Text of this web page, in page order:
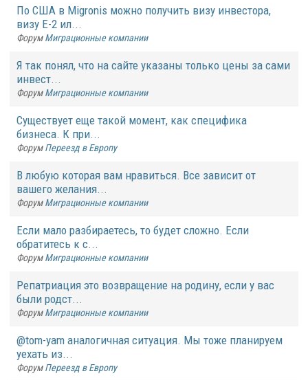
По США в Migronis можно получить визу инвестора,
визу E-2 ил...
Форум Миграционные компании
Я так понял, что на сайте указаны только цены за сами
инвест...
Форум Миграционные компании
Существует еще такой момент, как специфика
бизнеса. К при...
Форум Переезд в Европу
В любую которая вам нравиться. Все зависит от
вашего желания...
Форум Миграционные компании
Если мало разбираетесь, то будет сложно. Если
обратитесь к с...
Форум Миграционные компании
Репатриация это возвращение на родину, если у вас
были родст...
Форум Миграционные компании
@tom-yam аналогичная ситуация. Мы тоже планируем
уехать из...
Форум Переезд в Европу